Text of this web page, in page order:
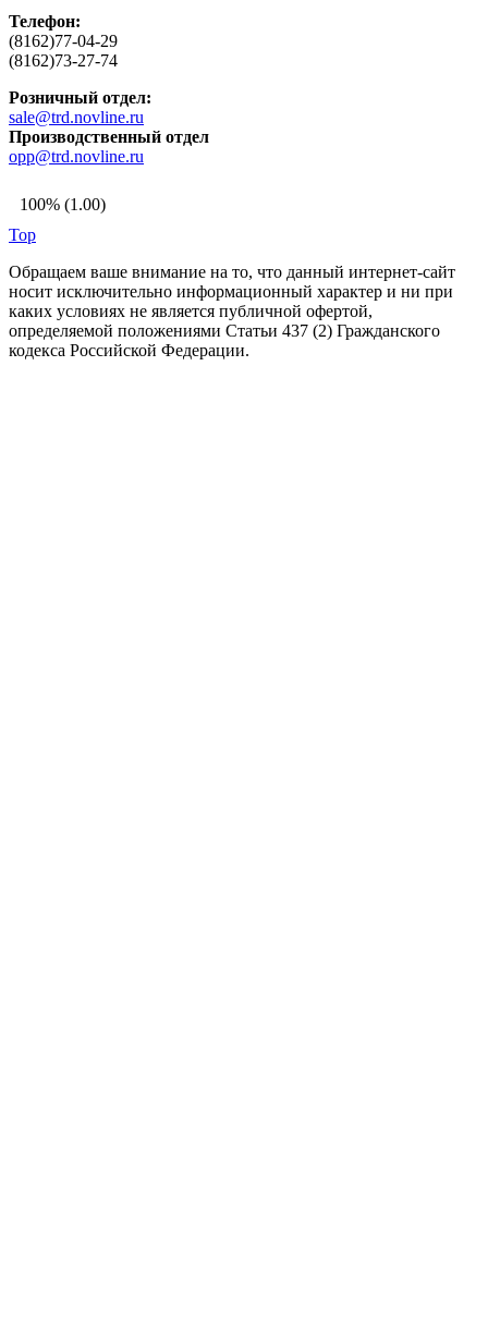
Телефон:
(8162)77-04-29
(8162)73-27-74
Розничный отдел:
sale@trd.novline.ru
Производственный отдел
opp@trd.novline.ru
100% (1.00)
Top
Обращаем ваше внимание на то, что данный интернет-сайт
носит исключительно информационный характер и ни при
каких условиях не является публичной офертой,
определяемой положениями Статьи 437 (2) Гражданского
кодекса Российской Федерации.